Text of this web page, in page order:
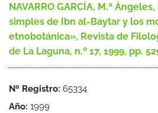
NAVARRO GARCÍA, M.ª
simples de Ibn al-Baytar y los
etnobotánica», Revista de
de La Laguna, n.º 17, 1999, pp.
Nº Registro: 65334
Año: 1999